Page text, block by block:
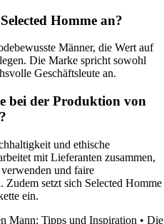
Homme an?
Männer, die Wert auf
Die Marke spricht sowohl
Geschäftsleute an.
bei der Produktion von
und ethische
mit Lieferanten zusammen,
und faire
setzt sich Selected Homme
ein.
Mann: Tipps und Inspiration • Die